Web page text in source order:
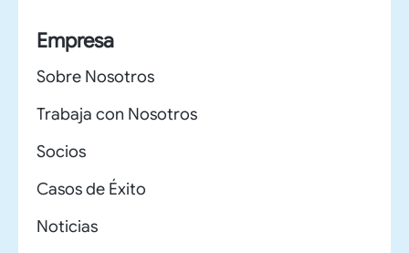
Empresa
Sobre Nosotros
Trabaja con Nosotros
Socios
Casos de Éxito
Noticias